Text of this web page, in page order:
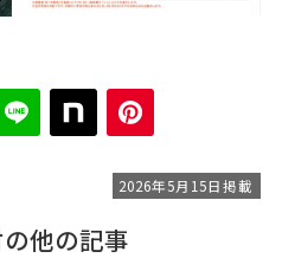
2026年5月15日掲載
他の記事